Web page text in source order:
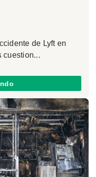
de Lyft en
cuestion...